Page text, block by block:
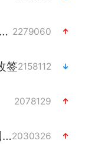
千亿级消费新活力？ 2279060
签2158112
2078129
日本试射“战斧”导弹，国防部回应2030326